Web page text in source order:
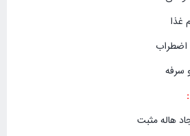
غذا
سرفه
هاله مثبت